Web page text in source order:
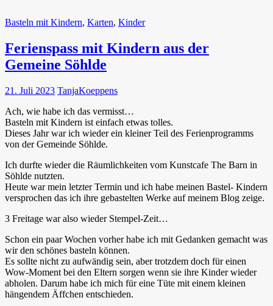
Basteln mit Kindern, Karten, Kinder
Ferienspass mit Kindern aus der
Gemeine Söhlde
21. Juli 2023 TanjaKoeppens
Ach, wie habe ich das vermisst…
Basteln mit Kindern ist einfach etwas tolles.
Dieses Jahr war ich wieder ein kleiner Teil des Ferienprogramms
von der Gemeinde Söhlde.
Ich durfte wieder die Räumlichkeiten vom Kunstcafe The Barn in
Söhlde nutzten.
Heute war mein letzter Termin und ich habe meinen Bastel- Kindern
versprochen das ich ihre gebastelten Werke auf meinem Blog zeige.
3 Freitage war also wieder Stempel-Zeit…
Schon ein paar Wochen vorher habe ich mit Gedanken gemacht was
wir den schönes basteln können.
Es sollte nicht zu aufwändig sein, aber trotzdem doch für einen
Wow-Moment bei den Eltern sorgen wenn sie ihre Kinder wieder
abholen. Darum habe ich mich für eine Tüte mit einem kleinen
hängendem Äffchen entschieden.